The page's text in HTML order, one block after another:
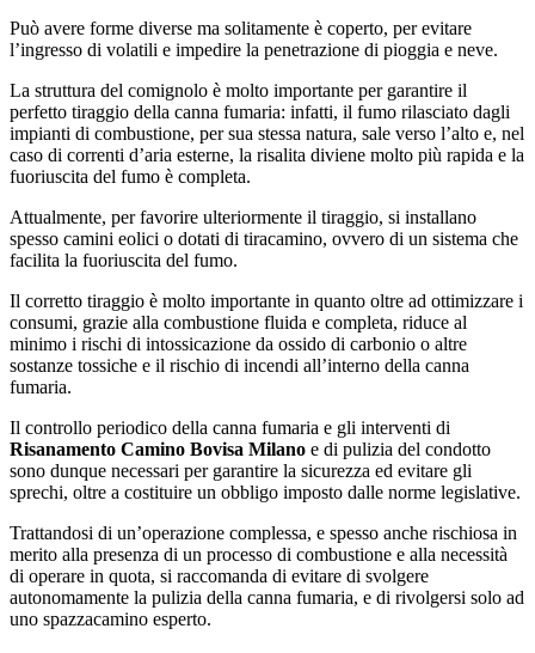
Può avere forme diverse ma solitamente è coperto, per evitare
l’ingresso di volatili e impedire la penetrazione di pioggia e neve.
La struttura del comignolo è molto importante per garantire il
perfetto tiraggio della canna fumaria: infatti, il fumo rilasciato dagli
impianti di combustione, per sua stessa natura, sale verso l’alto e, nel
caso di correnti d’aria esterne, la risalita diviene molto più rapida e la
fuoriuscita del fumo è completa.
Attualmente, per favorire ulteriormente il tiraggio, si installano
spesso camini eolici o dotati di tiracamino, ovvero di un sistema che
facilita la fuoriuscita del fumo.
Il corretto tiraggio è molto importante in quanto oltre ad ottimizzare i
consumi, grazie alla combustione fluida e completa, riduce al
minimo i rischi di intossicazione da ossido di carbonio o altre
sostanze tossiche e il rischio di incendi all’interno della canna
fumaria.
Il controllo periodico della canna fumaria e gli interventi di
Risanamento Camino Bovisa Milano e di pulizia del condotto
sono dunque necessari per garantire la sicurezza ed evitare gli
sprechi, oltre a costituire un obbligo imposto dalle norme legislative.
Trattandosi di un’operazione complessa, e spesso anche rischiosa in
merito alla presenza di un processo di combustione e alla necessità
di operare in quota, si raccomanda di evitare di svolgere
autonomamente la pulizia della canna fumaria, e di rivolgersi solo ad
uno spazzacamino esperto.